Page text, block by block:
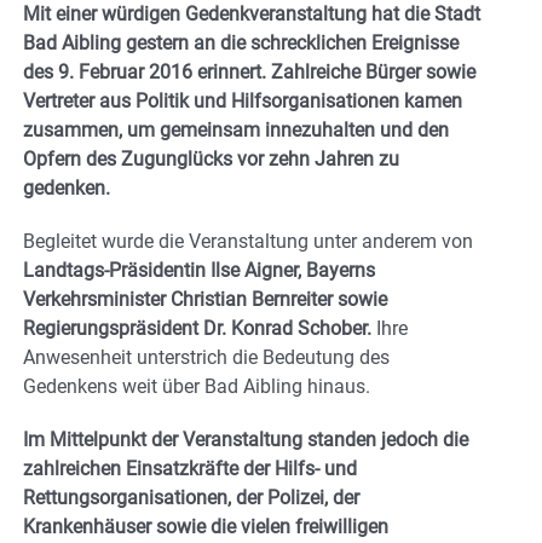
Mit einer würdigen Gedenkveranstaltung hat die Stadt
Bad Aibling gestern an die schrecklichen Ereignisse
des 9. Februar 2016 erinnert. Zahlreiche Bürger sowie
Vertreter aus Politik und Hilfsorganisationen kamen
zusammen, um gemeinsam innezuhalten und den
Opfern des Zugunglücks vor zehn Jahren zu
gedenken.
Begleitet wurde die Veranstaltung unter anderem von
Landtags-Präsidentin Ilse Aigner, Bayerns
Verkehrsminister Christian Bernreiter sowie
Regierungspräsident Dr. Konrad Schober. Ihre
Anwesenheit unterstrich die Bedeutung des
Gedenkens weit über Bad Aibling hinaus.
Im Mittelpunkt der Veranstaltung standen jedoch die
zahlreichen Einsatzkräfte der Hilfs- und
Rettungsorganisationen, der Polizei, der
Krankenhäuser sowie die vielen freiwilligen